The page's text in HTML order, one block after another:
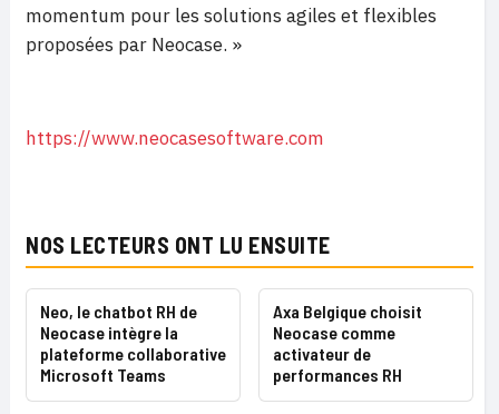
momentum pour les solutions agiles et flexibles
proposées par Neocase. »
https://www.neocasesoftware.com
NOS LECTEURS ONT LU ENSUITE
Neo, le chatbot RH de
Neocase intègre la
plateforme collaborative
Microsoft Teams
Axa Belgique choisit
Neocase comme
activateur de
performances RH